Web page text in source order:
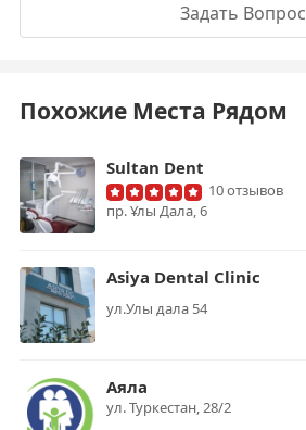
Задать Вопрос
Похожие Места Рядом
Sultan Dent
10 отзывов
пр. Ұлы Дала, 6
Asiya Dental Clinic
ул.Улы дала 54
Аяла
​ул. Туркестан, 28/2